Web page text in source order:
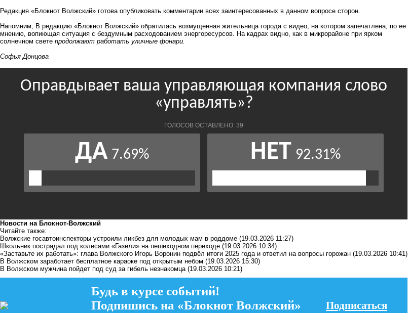
Редакция «Блокнот Волжский» готова опубликовать комментарии всех заинтересованных в данном вопросе сторон.
Напомним, В редакцию «Блокнот Волжский» обратилась возмущенная жительница города с видео, на котором запечатлена, по ее
мнению, вопиющая ситуация с бездумным расходованием энергоресурсов. На кадрах видно, как в микрорайоне при ярком
солнечном свете продолжают работать уличные фонари.
Софья Донцова
Новости на Блoкнoт-Волжский
Читайте также:
Волжские госавтоинспекторы устроили ликбез для молодых мам в роддоме (19.03.2026 11:27)
Школьник пострадал под колесами «Газели» на пешеходном переходе (19.03.2026 10:34)
«Заставьте их работать»: глава Волжского Игорь Воронин подвёл итоги 2025 года и ответил на вопросы горожан (19.03.2026 10:41)
В Волжском заработает бесплатное караоке под открытым небом (19.03.2026 15:30)
В Волжском мужчина пойдет под суд за гибель незнакомца (19.03.2026 10:21)
Будь в курсе событий!
Подпишись на «Блокнот Волжский»
Подписаться